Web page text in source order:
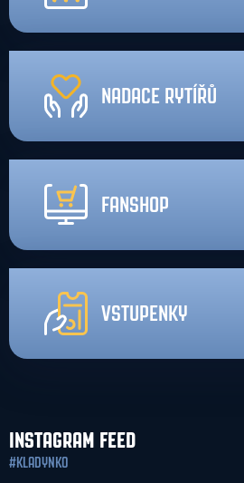
NADACE RYTÍŘŮ
FANSHOP
VSTUPENKY
INSTAGRAM FEED
#KLADYNKO